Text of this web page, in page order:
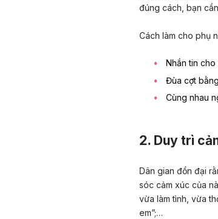
đúng cách, bạn
Cách làm cho phụ
Nhắn tin
Đùa cợt
Cùng nhau
2. Duy trì
Dân gian đồn đại
sóc cảm xúc của
vừa làm tình, vừa
em”;…